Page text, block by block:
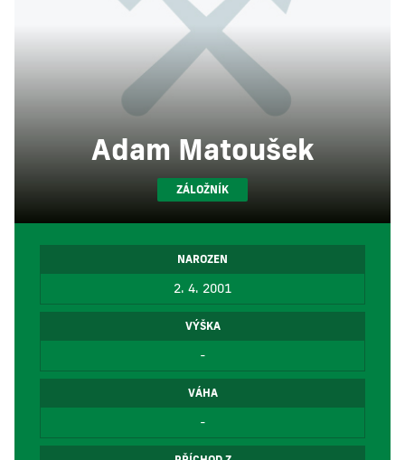
Adam Matoušek
ZÁLOŽNÍK
NAROZEN
2. 4. 2001
VÝŠKA
-
VÁHA
-